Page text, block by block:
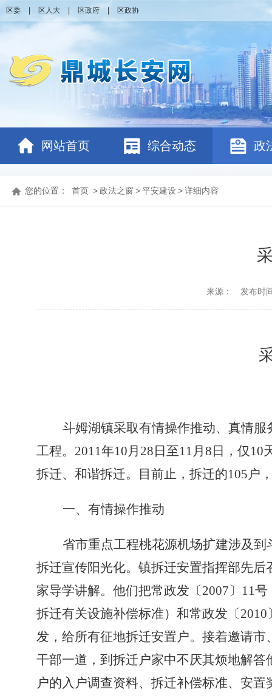
区委 区人大 区政府 区政协
网站首页 综合动态 政
您的位置： 首页 >政法之窗 >平安建设>详细内容
来源： 发布时
斗姆湖镇采取有情操作推动、真情
工程。 2011年10月 28 日至11月 8 日，仅 10
拆迁、和谐拆迁。目前止，拆迁的105户
一、有情操作推动
省市重点工程桃花源机场扩建涉及到
拆迁宣传阳光化。 镇拆迁安置指挥部先后
家导学讲解。他们把常政发〔2007〕 11号
拆迁有关设施补偿标准）和常政发〔2010
发，给所有征地拆迁安置户。接着邀请
干部一道，到拆迁户家中不厌其烦地解答
户的入户调查资料、拆迁补偿标准、安